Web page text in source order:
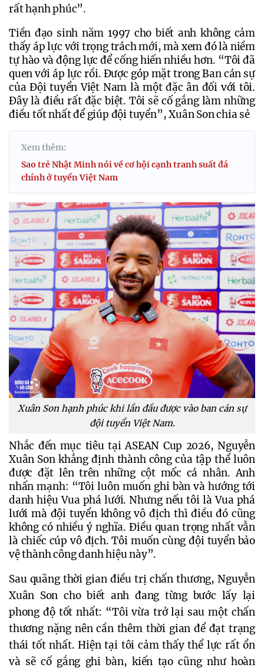
rất hạnh phúc”.
Tiền đạo sinh năm 1997 cho biết anh không cảm
thấy áp lực với trọng trách mới, mà xem đó là niềm
tự hào và động lực để cống hiến nhiều hơn. “Tôi đã
quen với áp lực rồi. Được góp mặt trong Ban cán sự
của Đội tuyển Việt Nam là một đặc ân đối với tôi.
Đây là điều rất đặc biệt. Tôi sẽ cố gắng làm những
điều tốt nhất để giúp đội tuyển”, Xuân Son chia sẻ
Xem thêm:
Sao trẻ Nhật Minh nói về cơ hội cạnh tranh suất đá
chính ở tuyển Việt Nam
Xuân Son hạnh phúc khi lần đầu được vào ban cán sự
đội tuyển Việt Nam.
Nhắc đến mục tiêu tại ASEAN Cup 2026, Nguyễn
Xuân Son khẳng định thành công của tập thể luôn
được đặt lên trên những cột mốc cá nhân. Anh
nhấn mạnh: “Tôi luôn muốn ghi bàn và hướng tới
danh hiệu Vua phá lưới. Nhưng nếu tôi là Vua phá
lưới mà đội tuyển không vô địch thì điều đó cũng
không có nhiều ý nghĩa. Điều quan trọng nhất vẫn
là chiếc cúp vô địch. Tôi muốn cùng đội tuyển bảo
vệ thành công danh hiệu này”.
Sau quãng thời gian điều trị chấn thương, Nguyễn
Xuân Son cho biết anh đang từng bước lấy lại
phong độ tốt nhất: “Tôi vừa trở lại sau một chấn
thương nặng nên cần thêm thời gian để đạt trạng
thái tốt nhất. Hiện tại tôi cảm thấy thể lực rất ổn
và sẽ cố gắng ghi bàn, kiến tạo cũng như hoàn